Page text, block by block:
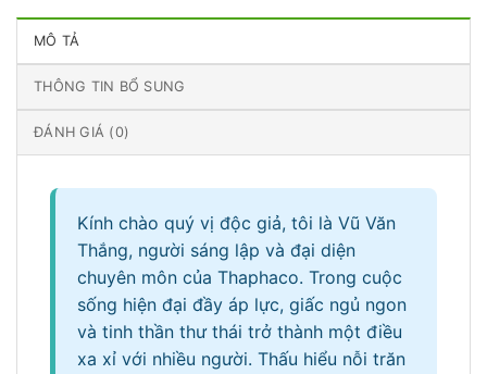
MÔ TẢ
THÔNG TIN BỔ SUNG
ĐÁNH GIÁ (0)
Kính chào quý vị độc giả, tôi là Vũ Văn
Thắng, người sáng lập và đại diện
chuyên môn của Thaphaco. Trong cuộc
sống hiện đại đầy áp lực, giấc ngủ ngon
và tinh thần thư thái trở thành một điều
xa xỉ với nhiều người. Thấu hiểu nỗi trăn